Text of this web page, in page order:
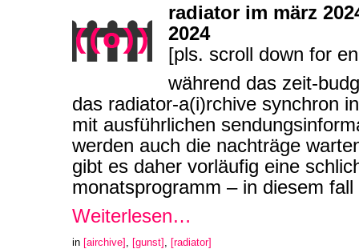
radiator im märz
2024
[pls. scroll down for
während das zeit-
das radiator-a(i)rchive synchron
mit ausführlichen
werden auch die nachträge
gibt es daher vorläufig eine
monatsprogramm – in diesem
Weiterlesen…
in [airchive] [gunst] [radiator]